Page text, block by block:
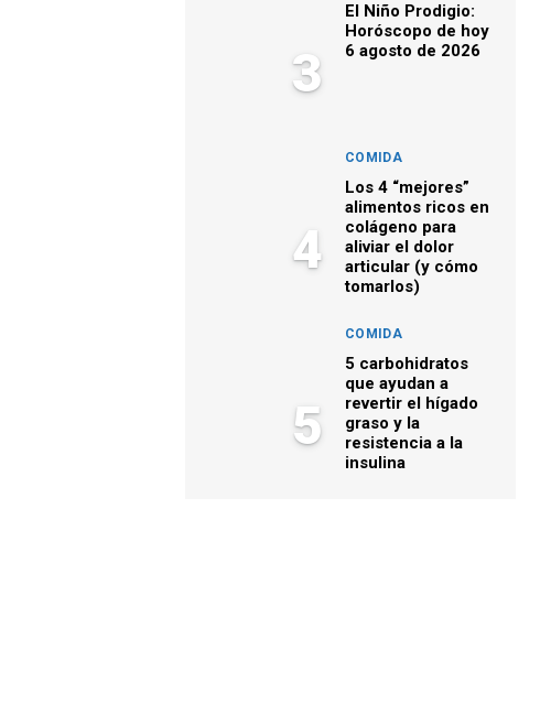
3
El Niño Prodigio:
Horóscopo de hoy
6 agosto de 2026
4
COMIDA
Los 4 “mejores”
alimentos ricos en
colágeno para
aliviar el dolor
articular (y cómo
tomarlos)
5
COMIDA
5 carbohidratos
que ayudan a
revertir el hígado
graso y la
resistencia a la
insulina